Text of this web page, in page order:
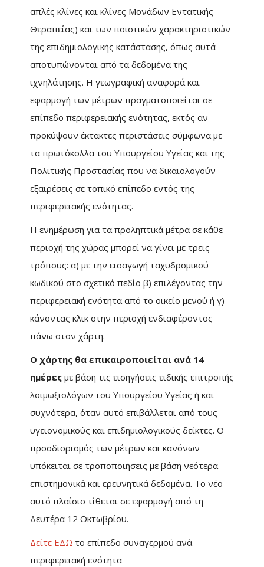
απλές κλίνες και κλίνες Μονάδων Εντατικής
Θεραπείας) και των ποιοτικών χαρακτηριστικών
της επιδημιολογικής κατάστασης, όπως αυτά
αποτυπώνονται από τα δεδομένα της
ιχνηλάτησης. Η γεωγραφική αναφορά και
εφαρμογή των μέτρων πραγματοποιείται σε
επίπεδο περιφερειακής ενότητας, εκτός αν
προκύψουν έκτακτες περιστάσεις σύμφωνα με
τα πρωτόκολλα του Υπουργείου Υγείας και της
Πολιτικής Προστασίας που να δικαιολογούν
εξαιρέσεις σε τοπικό επίπεδο εντός της
περιφερειακής ενότητας.
Η ενημέρωση για τα προληπτικά μέτρα σε κάθε
περιοχή της χώρας μπορεί να γίνει με τρεις
τρόπους: α) με την εισαγωγή ταχυδρομικού
κωδικού στο σχετικό πεδίο β) επιλέγοντας την
περιφερειακή ενότητα από το οικείο μενού ή γ)
κάνοντας κλικ στην περιοχή ενδιαφέροντος
πάνω στον χάρτη.
Ο χάρτης θα επικαιροποιείται ανά 14
ημέρες με βάση τις εισηγήσεις ειδικής επιτροπής
λοιμωξιολόγων του Υπουργείου Υγείας ή και
συχνότερα, όταν αυτό επιβάλλεται από τους
υγειονομικούς και επιδημιολογικούς δείκτες. Ο
προσδιορισμός των μέτρων και κανόνων
υπόκειται σε τροποποιήσεις με βάση νεότερα
επιστημονικά και ερευνητικά δεδομένα. Το νέο
αυτό πλαίσιο τίθεται σε εφαρμογή από τη
Δευτέρα 12 Οκτωβρίου.
Δείτε ΕΔΩ το επίπεδο συναγερμού ανά
περιφερειακή ενότητα